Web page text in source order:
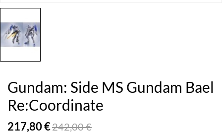
Gundam: Side MS Gundam Bael
Re:Coordinate
217,80 €242,00 €